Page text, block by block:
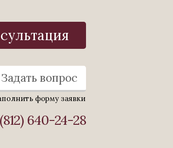
Задать вопрос
форму заявки
640-24-28